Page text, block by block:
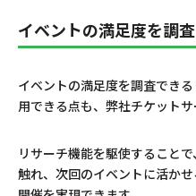
イベントの満足度を調
イベントの満足度を調査でき
用できる点も、弊社チケットサ
リサーチ機能を駆使すること
触れ、次回のイベントに活か